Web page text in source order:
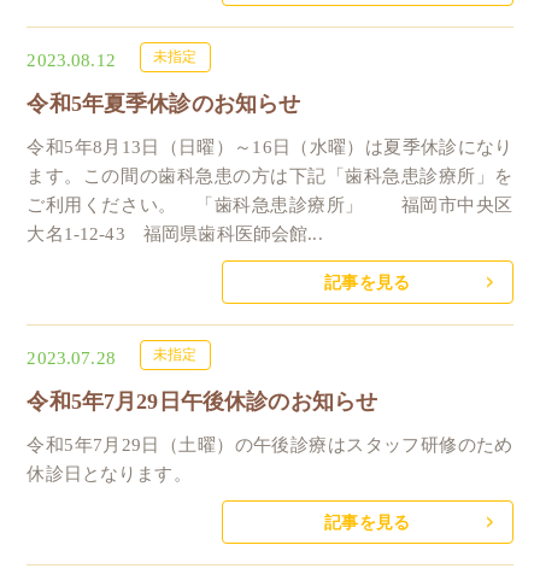
2023.08.12 未指定
令和5年夏季休診のお知らせ
令和5年8月13日（日曜）～16日（水曜）は夏季休診になり
ます。この間の歯科急患の方は下記「歯科急患診療所」を
ご利用ください。 「歯科急患診療所」 福岡市中央区
大名1-12-43 福岡県歯科医師会館...
記事を見る
2023.07.28 未指定
令和5年7月29日午後休診のお知らせ
令和5年7月29日（土曜）の午後診療はスタッフ研修のため
休診日となります。
記事を見る